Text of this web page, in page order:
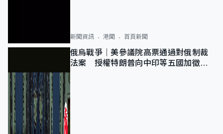
新聞資訊 港聞 首頁新聞
俄烏戰爭｜美參議院高票通過對俄制裁
法案 授權特朗普向中印等五國加徵
100%關稅